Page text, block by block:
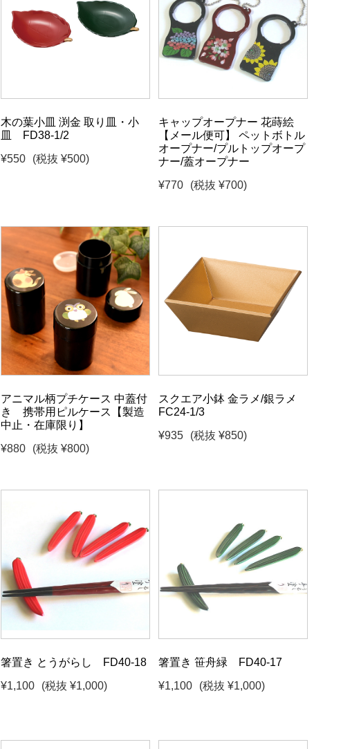
木の葉小皿 渕金 取り皿・小
皿 FD38-1/2
¥550
(税抜 ¥500)
キャップオープナー 花蒔絵
【メール便可】 ペットボトル
オープナー/プルトップオープ
ナー/蓋オープナー
¥770
(税抜 ¥700)
アニマル柄プチケース 中蓋付
き 携帯用ピルケース【製造
中止・在庫限り】
¥880
(税抜 ¥800)
スクエア小鉢 金ラメ/銀ラメ
FC24-1/3
¥935
(税抜 ¥850)
箸置き とうがらし FD40-18
¥1,100
(税抜 ¥1,000)
箸置き 笹舟緑 FD40-17
¥1,100
(税抜 ¥1,000)